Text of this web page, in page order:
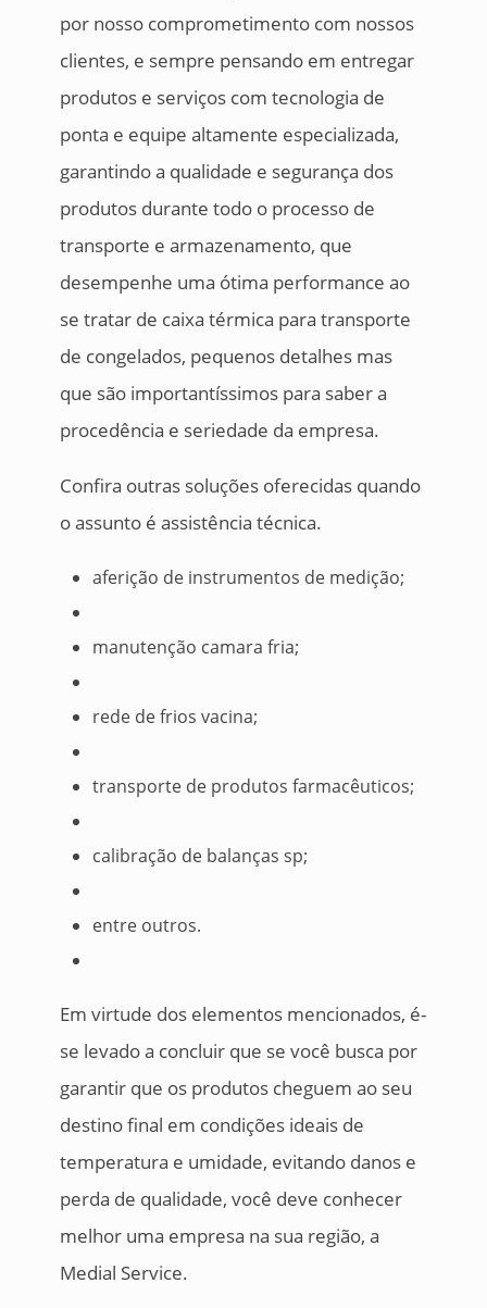
por nosso comprometimento com nossos
clientes, e sempre pensando em entregar
produtos e serviços com tecnologia de
ponta e equipe altamente especializada,
garantindo a qualidade e segurança dos
produtos durante todo o processo de
transporte e armazenamento, que
desempenhe uma ótima performance ao
se tratar de caixa térmica para transporte
de congelados, pequenos detalhes mas
que são importantíssimos para saber a
procedência e seriedade da empresa.
Confira outras soluções oferecidas quando
o assunto é assistência técnica.
aferição de instrumentos de medição;
manutenção camara fria;
rede de frios vacina;
transporte de produtos farmacêuticos;
calibração de balanças sp;
entre outros.
Em virtude dos elementos mencionados, é-
se levado a concluir que se você busca por
garantir que os produtos cheguem ao seu
destino final em condições ideais de
temperatura e umidade, evitando danos e
perda de qualidade, você deve conhecer
melhor uma empresa na sua região, a
Medial Service.